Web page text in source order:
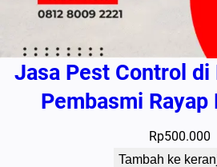
Jasa Pest Control di
Pembasmi Rayap
Rp500.000
Tambah ke